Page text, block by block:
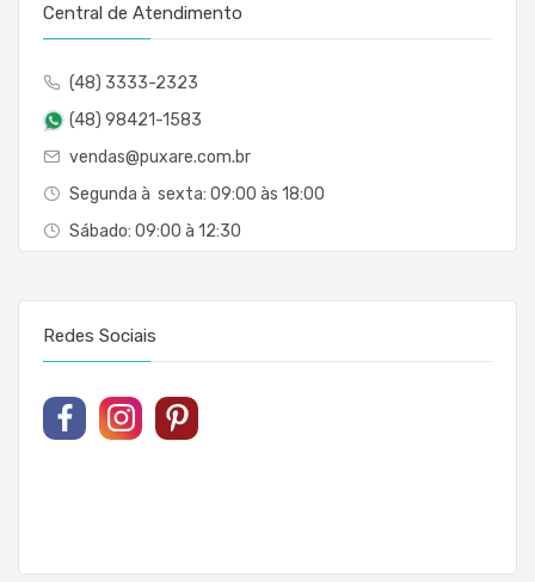
Central de Atendimento
(48) 3333-2323
(48) 98421-1583
vendas@puxare.com.br
Segunda à sexta: 09:00 às 18:00
Sábado: 09:00 à 12:30
Redes Sociais